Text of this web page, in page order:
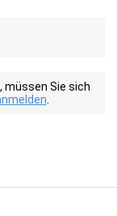
müssen Sie sich